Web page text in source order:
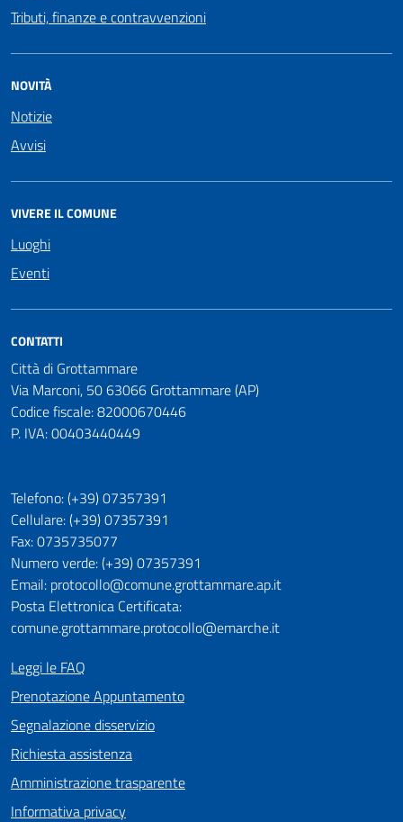
Tributi, finanze e contravvenzioni
NOVITÀ
Notizie
Avvisi
VIVERE IL COMUNE
Luoghi
Eventi
CONTATTI
Città di Grottammare
Via Marconi, 50 63066 Grottammare (AP)
Codice fiscale: 82000670446
P. IVA: 00403440449
Telefono: (+39) 07357391
Cellulare: (+39) 07357391
Fax: 0735735077
Numero verde: (+39) 07357391
Email: protocollo@comune.grottammare.ap.it
Posta Elettronica Certificata:
comune.grottammare.protocollo@emarche.it
Leggi le FAQ
Prenotazione Appuntamento
Segnalazione disservizio
Richiesta assistenza
Amministrazione trasparente
Informativa privacy